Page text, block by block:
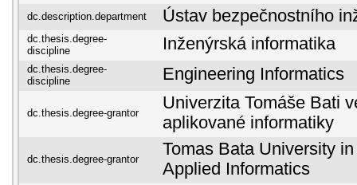
dc.description.department Ústav bezpečnostního
dc.thesis.degree-
discipline
Inženýrská informatika
dc.thesis.degree-
discipline
Engineering Informatics
dc.thesis.degree-grantor
Univerzita Tomáše Bati
aplikované informatiky
dc.thesis.degree-grantor
Tomas Bata University
Applied Informatics